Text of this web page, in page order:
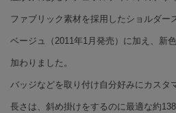
ファブリック素材を採用したショルダー
ベージュ（2011年1月発売）に加え、新
加わりました。
バッジなどを取り付け自分好みにカスタ
長さは、斜め掛けをするのに最適な約